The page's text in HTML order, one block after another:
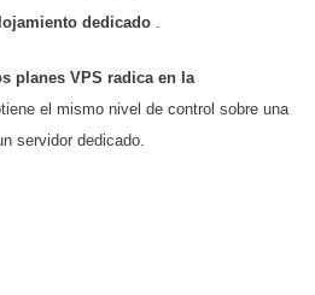
dedicado.
planes VPS radica en la
el mismo nivel de control sobre una
servidor dedicado.